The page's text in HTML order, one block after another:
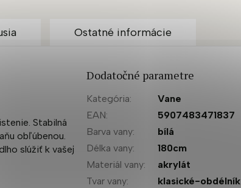
Ostatné informácie
Stabilná
obľúbenou.
slúžiť k vašej
Dodatočné parametre
Kategória:
Vane
EAN:
5907483471837
Barva vany:
bílá
Délka vany:
180cm
Materiál vany:
akrylát
Tvar vany:
klasické-obdélník